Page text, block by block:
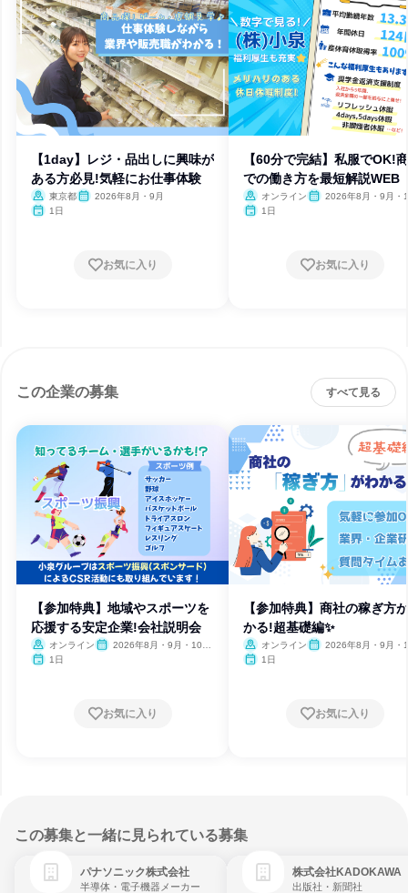
【1day】レジ・品出しに興味が
ある方必見!気軽にお仕事体験
東京都
2026年8月・9月
1日
お気に入り
【60分で完結】私服でOK!
での働き方を最短解説WEB
オンライン
2026年8月・9月・
1日
お気に入り
この企業の募集 すべて見る
【参加特典】地域やスポーツを
応援する安定企業!会社説明会
オンライン
2026年8月・9月・10
1日
お気に入り
【参加特典】商社の稼ぎ方
かる!超基礎編✨
オンライン
2026年8月・9月・
1日
お気に入り
この募集と一緒に見られている募集
パナソニック株式会社
半導体・電子機器メーカー
株式会社KADOKAWA
出版社・新聞社